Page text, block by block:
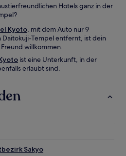
Hotels ganz in der
Kyoto, mit dem Auto nur 9
Daitokuji-Tempel entfernt, ist dein
willkommen.
ist eine Unterkunft, in der
erlaubt sind.
Sakyo